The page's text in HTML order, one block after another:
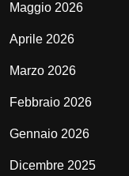
Maggio 2026
Aprile 2026
Marzo 2026
Febbraio 2026
Gennaio 2026
Dicembre 2025